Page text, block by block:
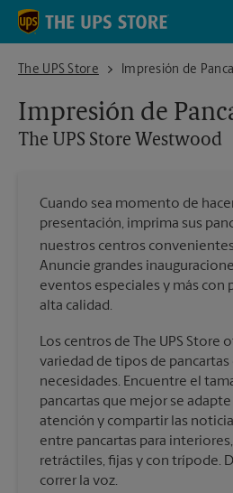
Skip to content
Return to Nav
The UPS Store
The UPS Store Westwood
Impresión de
Impresión de
The UPS Store Westwood
Cuando sea momento de
presentación, imprima sus
nuestros centros convenientes
Anuncie grandes
eventos especiales y más con
alta calidad.
Los centros de The UPS Store
variedad de tipos de pancartas
necesidades. Encuentre el
pancartas que mejor se adapte
atención y compartir las
entre pancartas para
retráctiles, fijas y con trípode.
correr la voz.